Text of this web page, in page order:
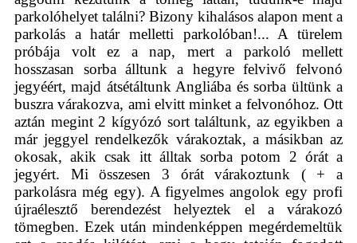
parkolóhelyet találni? Bizony kihalásos alapon ment a
parkolás a határ melletti parkolóban!... A türelem
próbája volt ez a nap, mert a parkoló mellett
hosszasan sorba álltunk a hegyre felvivő felvonó
jegyéért, majd átsétáltunk Angliába és sorba ültünk a
buszra várakozva, ami elvitt minket a felvonóhoz. Ott
aztán megint 2 kígyózó sort találtunk, az egyikben a
már jeggyel rendelkezők várakoztak, a másikban az
okosak, akik csak itt álltak sorba potom 2 órát a
jegyért. Mi összesen 3 órát várakoztunk ( + a
parkolásra még egy). A figyelmes angolok egy profi
újraélesztő berendezést helyeztek el a várakozó
tömegben. Ezek után mindenképpen megérdemeltük